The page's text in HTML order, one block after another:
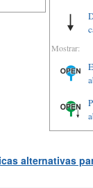
Mostrar:
alternativas